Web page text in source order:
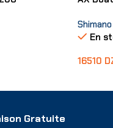
Shimano
En
16510
Gratuite